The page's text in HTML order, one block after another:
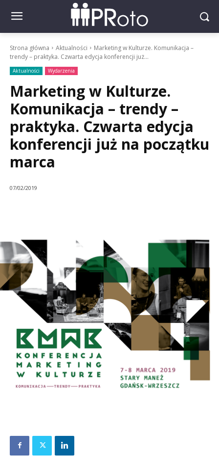
Strona główna Aktualności
Marketing w Kulturze. Komunikacja –
trendy – praktyka. Czwarta edycja konferencji już...
Aktualności Wydarzenia
Marketing w Kulturze.
Komunikacja – trendy –
praktyka. Czwarta edycja
konferencji już na początku
marca
07/02/2019